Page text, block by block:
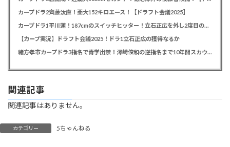
カープドラ2齊藤汰直！亜大152キロエース！【ドラフト会議2025】
【カープ実況】ドラフト会議2025！ドラ1立石正広の獲得なるか
関連記事
関連記事はありません。
カテゴリー 5ちゃんねる